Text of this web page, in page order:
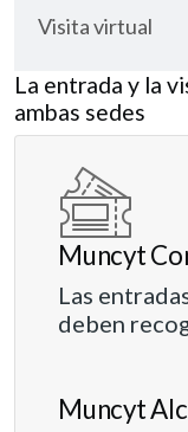
Visita virtual
La entrada y la
ambas sedes
Muncyt
Las
deben
Muncyt